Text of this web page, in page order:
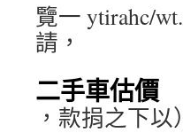
覽一 ytirahc/
請，
二手車估價
，款捐之下